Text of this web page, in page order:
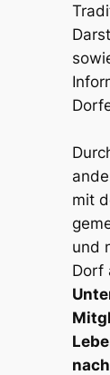
mit
und
Dorf